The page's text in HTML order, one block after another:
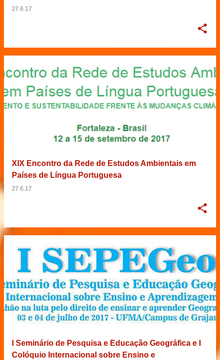
27.6.17
XIX Encontro da Rede de Estudos Ambientais em
Países de Língua Portuguesa
27.6.17
I Seminário de Pesquisa e Educação Geográfica e I
Colóquio Internacional sobre Ensino e